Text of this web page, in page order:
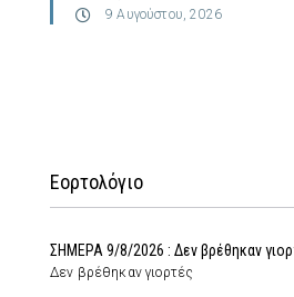
9 Αυγούστου, 2026
Εορτολόγιο
ΣΗΜΕΡΑ 9/8/2026 : Δεν βρέθηκαν
Δεν βρέθηκαν γιορτές